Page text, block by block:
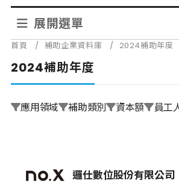
展開選單
首頁 / 補助企業資料庫 / 2024補助年度
2024補助年度
應用領域 補助類別 資本額 員工
邏仕數位股份有限公司